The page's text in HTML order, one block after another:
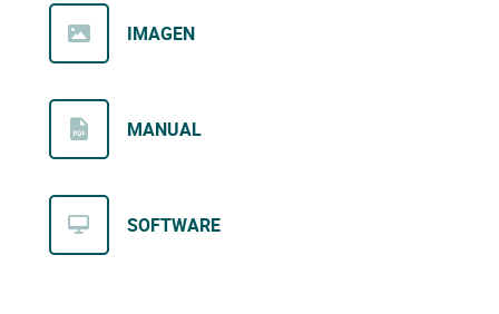
IMAGEN
MANUAL
SOFTWARE